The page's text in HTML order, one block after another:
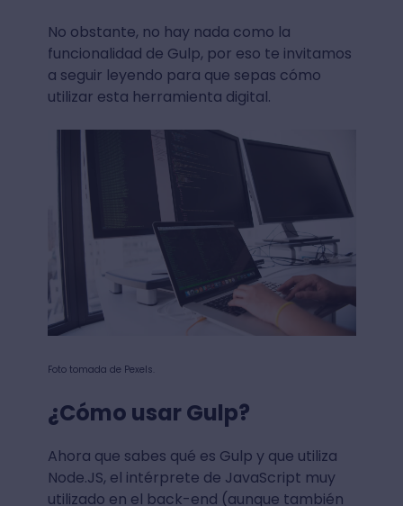
No obstante, no hay nada como la
funcionalidad de Gulp, por eso te invitamos
a seguir leyendo para que sepas cómo
utilizar esta herramienta digital.
Foto tomada de Pexels.
¿Cómo usar Gulp?
Ahora que sabes qué es Gulp y que utiliza
Node.JS, el intérprete de JavaScript muy
utilizado en el back-end (aunque también